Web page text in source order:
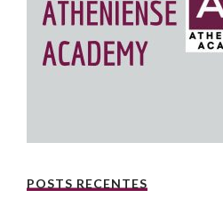
POSTS RECENTES